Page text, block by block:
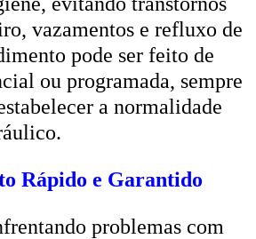
vazamentos e refluxo de
pode ser feito de
ou programada, sempre
a normalidade
Rápido e Garantido
problemas com